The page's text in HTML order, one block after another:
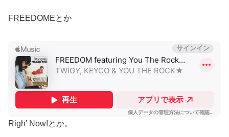
FREEDOMEとか
Righ’ Now!とか。